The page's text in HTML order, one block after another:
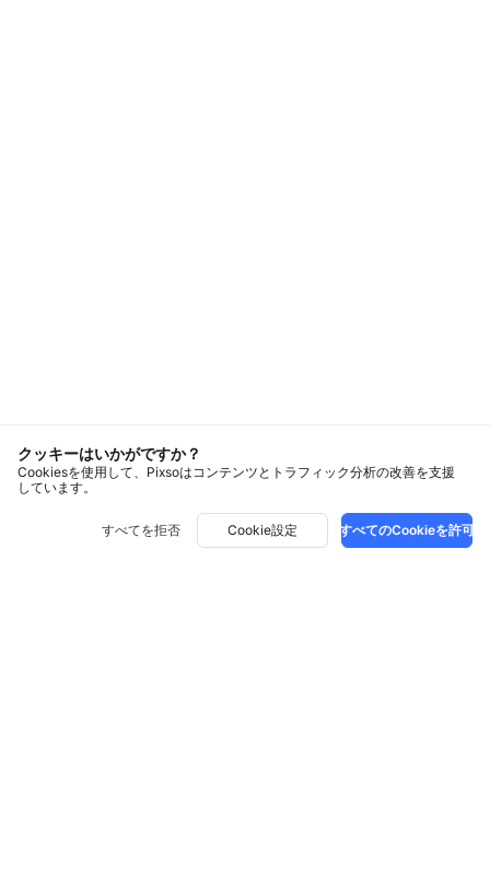
クッキーはいかがですか？
Cookiesを使用して、Pixsoはコンテンツとトラフィック分析の改善を支援
しています。
すべてを拒否 Cookie設定 すべてのCookieを許可